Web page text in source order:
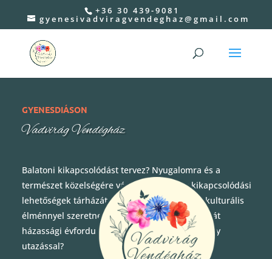
+36 30 439-9081
gyenesivadviragvendeghaz@gmail.com
GYENESDIÁSON
Vadvirág Vendégház
Balatoni kikapcsolódást tervez? Nyugalomra és a
természet közelségére vágyik? Vagy aktív kikapcsolódási
lehetőségek tárházát keresi? Esetleg számos kulturális
élménnyel szeretne gazdagodni? Szeretné párját
házassági évfordulójuk alkalmából meglepni egy
utazással?